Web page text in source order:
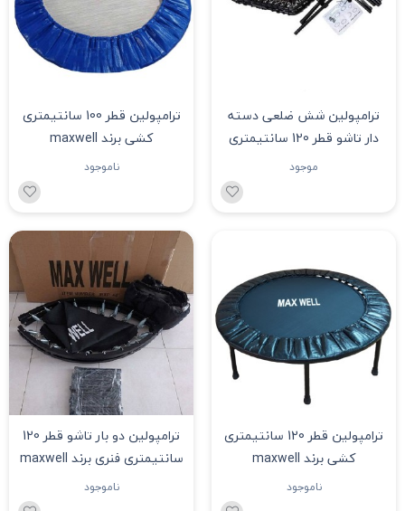
ترامپولین شش ضلعی دسته
دار تاشو قطر 120 سانتیمتری
کشی برند maxwell
موجود
ترامپولین قطر 100 سانتیمتری
کشی برند maxwell
ناموجود
ترامپولین قطر 120 سانتیمتری
کشی برند maxwell
ناموجود
ترامپولین دو بار تاشو قطر 120
سانتیمتری فنری برند maxwell
ناموجود